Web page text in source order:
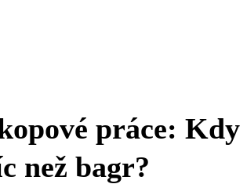
práce:
než bagr?